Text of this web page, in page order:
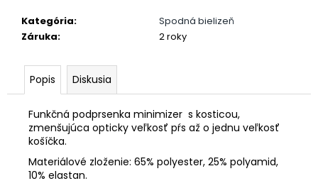
Kategória:
Spodná bielizeň
Záruka: 2 roky
Popis Diskusia
Funkčná podprsenka minimizer s kosticou,
zmenšujúca opticky veľkosť pŕs až o jednu veľkosť
košíčka.
Materiálové zloženie: 65% polyester, 25% polyamid,
10% elastan.
m
e
ŠILTOVKA
DAJCE
ŠICKE
POKOJ
€14,80